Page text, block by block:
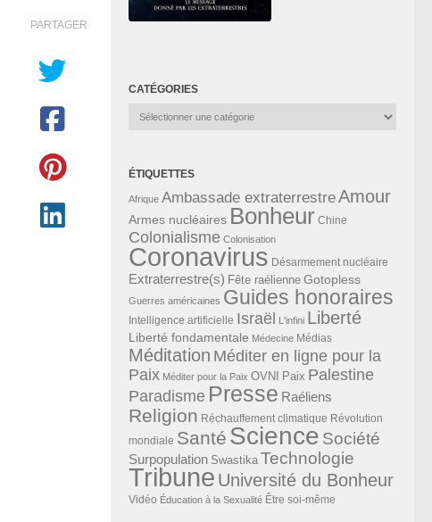
PARTAGER
CATÉGORIES
Catégories
ÉTIQUETTES
Afrique Ambassade extraterrestreAmour
Armes nucléaires Bonheur Chine
Colonialisme Colonisation
Coronavirus Désarmement nucléaire
Extraterrestre(s) Fête raélienne Gotopless
Guerres américaines Guides honoraires
Intelligence artificielle Israël L'infini Liberté
Liberté fondamentale Médecine Médias
Méditation Méditer en ligne pour la
Paix Méditer pour la Paix OVNI Paix Palestine
Paradisme Presse Raéliens
Religion Réchauffement climatique Révolution
mondiale Santé Science Société
Surpopulation Swastika Technologie
Tribune Université du Bonheur
Vidéo Éducation à la Sexualité Être soi-même